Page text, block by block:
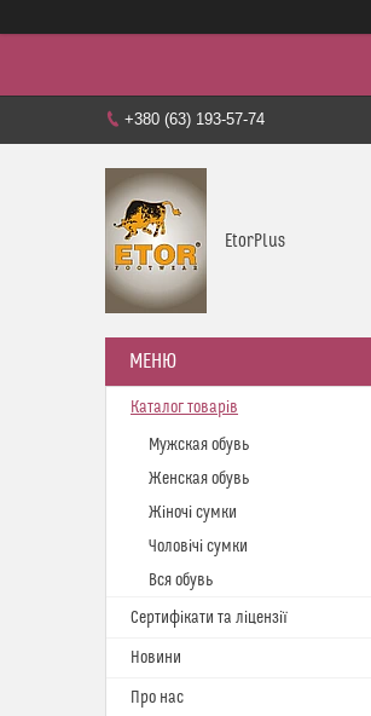
+380 (63) 193-57-74
EtorPlus
Каталог товарів
Мужская обувь
Женская обувь
Жіночі сумки
Чоловічі сумки
Вся обувь
Сертифікати та ліцензії
Новини
Про нас